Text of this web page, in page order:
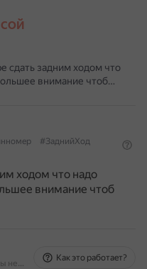
сдать задним ходом что
внимание чтоб…
#ЗаднийХод
ходом что надо
внимание чтоб
На основе источников, возможны неточности
Как это работает?